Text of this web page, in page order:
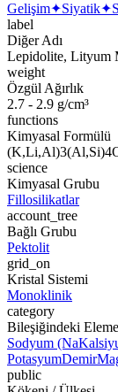
Gelişim✦Siyatik✦
label
Diğer Adı
Lepidolite, Lityum
weight
Özgül Ağırlık
2.7 - 2.9 g/cm³
functions
Kimyasal Formülü
science
Kimyasal Grubu
Fillosilikatlar
account_tree
Bağlı Grubu
Pektolit
grid_on
Kristal Sistemi
Monoklinik
category
Bileşiğindeki
Sodyum (Na
PotasyumDemir
public